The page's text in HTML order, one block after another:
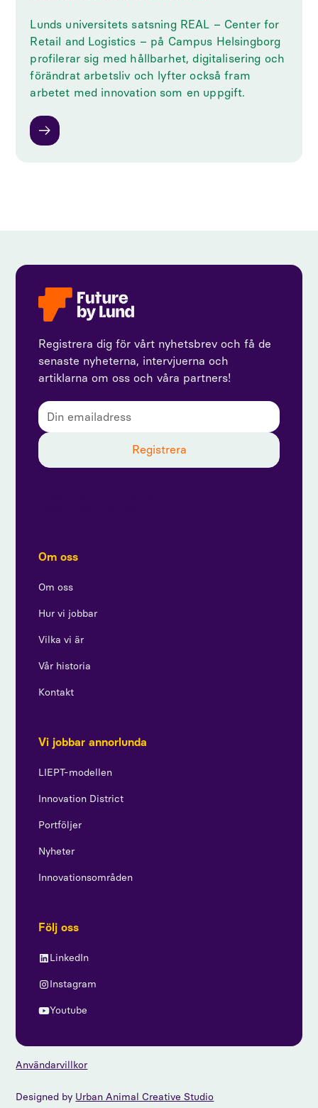
Lunds universitets satsning REAL – Center for
Retail and Logistics – på Campus Helsingborg
profilerar sig med hållbarhet, digitalisering och
förändrat arbetsliv och lyfter också fram
arbetet med innovation som en uppgift.
Registrera dig för vårt nyhetsbrev och få de
senaste nyheterna, intervjuerna och
artiklarna om oss och våra partners!
Om oss
Om oss
Hur vi jobbar
Vilka vi är
Vår historia
Kontakt
Vi jobbar annorlunda
LIEPT-modellen
Innovation District
Portföljer
Nyheter
Innovationsområden
Följ oss
LinkedIn
Instagram
Youtube
Designed by Urban Animal Creative Studio
Användarvillkor